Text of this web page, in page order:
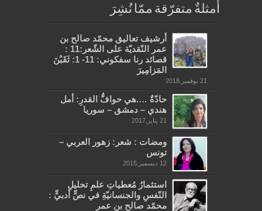
أمثلةٌ متفرّقة ممّا نُشِرَ
أرشيف تعاليق محمّد صالح بن
عمر النّقديّة على الشّعر:11 :
قصائد رنا سفكوني: 11- 1: ثَقَبْنَ
المَزامِيرَ
21 نوفمبر,2018
حادّةٌ ….هي حوافُّ القدرِ: أمل
هندي – دمشق – سوريا
21 يناير,2017
ومضات : شعر: زهور العربي –
تونس
12 ديسمبر,2015
استثمارُ مُعطياتِ علمِ تحليلِ
النّفسِ والجنسانيّةِ في نصٍّ أدبيٍّ :
محمّد صالح بن عمر